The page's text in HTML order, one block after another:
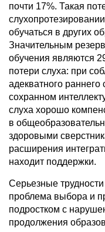
почти 17%. Такая
обучаться в других
Значительным
обучения являются
потери слуха: при
адекватного
сохранном
слуха хорошо
в
здоровыми
расширения
находит поддержки.
Серьезные
проблема выбора и
подростком с
продолжения